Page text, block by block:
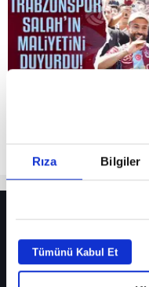
Rıza Bilgiler
Tümünü Kabul Et
Reddet
Fenerbahçe’de sürpriz ayrılık
Fenerbahçe’nin yeni transferi